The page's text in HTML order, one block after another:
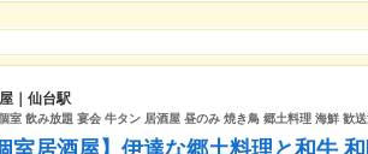
｜仙台駅
室 飲み放題 宴会 牛タン 居酒屋 昼のみ 焼き鳥 郷土料理 海鮮 歓
室居酒屋】伊達な郷土料理と和牛